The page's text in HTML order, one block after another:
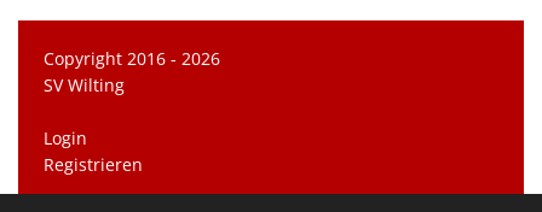
Copyright 2016 - 2026
SV Wilting
Login
Registrieren